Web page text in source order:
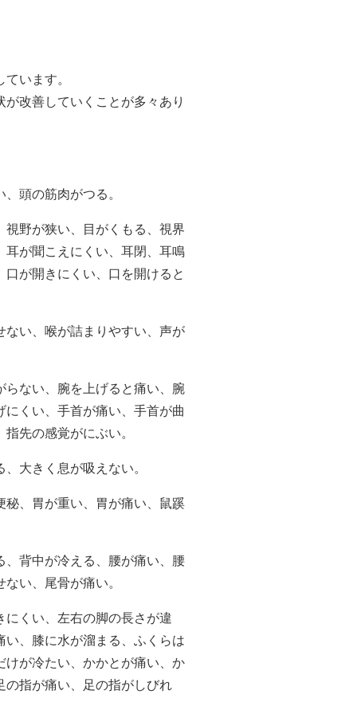
います。
改善していくことが多々あり
頭の筋肉がつる。
野が狭い、目がくもる、視界
耳が聞こえにくい、耳閉、耳鳴
が開きにくい、口を開けると
ない、喉が詰まりやすい、声が
らない、腕を上げると痛い、腕
くい、手首が痛い、手首が曲
先の感覚がにぶい。
大きく息が吸えない。
秘、胃が重い、胃が痛い、鼠蹊
、背中が冷える、腰が痛い、腰
い、尾骨が痛い。
くい、左右の脚の長さが違
、膝に水が溜まる、ふくらは
けが冷たい、かかとが痛い、か
の指が痛い、足の指がしびれ